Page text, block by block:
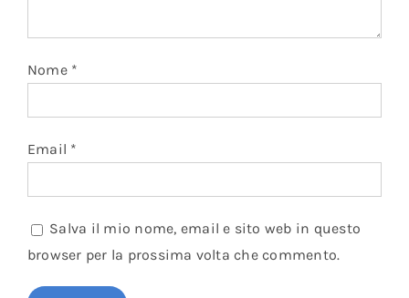
Nome *
Email *
Salva il mio nome, email e sito web in questo
browser per la prossima volta che commento.